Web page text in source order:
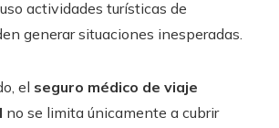
actividades turísticas de
generar situaciones inesperadas.
el seguro médico de viaje
no se limita únicamente a cubrir